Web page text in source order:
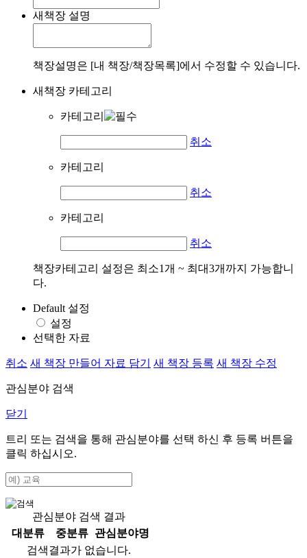
새책장 설명
책장설명은 [내 책장/책장목록]에서 수정할 수 있습니다.
새책장 카테고리
카테고리
취소
카테고리
취소
카테고리
취소
책장카테고리 설정은 최소1개 ~ 최대3개까지 가능합니
다.
Default 설정
설정
선택한 자료
취소 새 책장 만들어 자료 담기 새 책장 등록 새 책장 수정
관심분야 검색
닫기
트리 또는 검색을 통해 관심분야를 선택 하신 후 등록 버튼을
클릭 하십시오.
관심분야 검색 결과
대분류
중분류
관심분야명
검색결과가 없습니다.